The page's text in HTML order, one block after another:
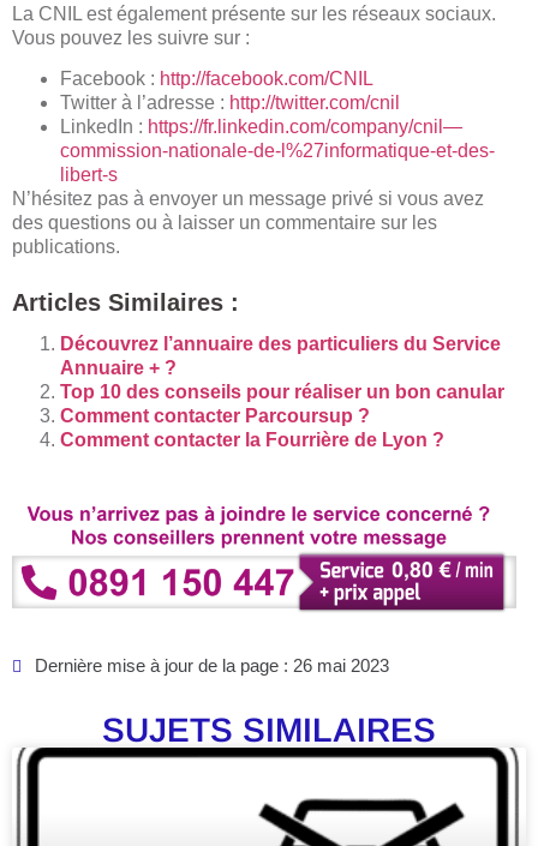
La CNIL est également présente sur les réseaux sociaux.
Vous pouvez les suivre sur :
Facebook : http://facebook.com/CNIL
Twitter à l’adresse : http://twitter.com/cnil
LinkedIn : https://fr.linkedin.com/company/cnil—
commission-nationale-de-l%27informatique-et-des-
libert-s
N’hésitez pas à envoyer un message privé si vous avez
des questions ou à laisser un commentaire sur les
publications.
Articles Similaires :
Découvrez l’annuaire des particuliers du Service
Annuaire + ?
Top 10 des conseils pour réaliser un bon canular
Comment contacter Parcoursup ?
Comment contacter la Fourrière de Lyon ?
Dernière mise à jour de la page : 26 mai 2023
SUJETS SIMILAIRES